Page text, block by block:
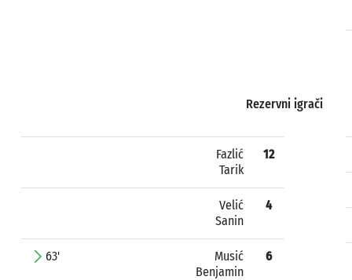
Rezervni igrači
Fazlić
Tarik
12
Velić
Sanin
4
63'
Musić
Benjamin
6